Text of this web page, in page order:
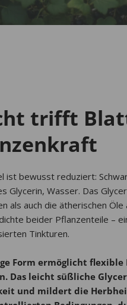
trifft
ist bewusst reduziert:
Glycerin, Wasser. Das
als auch die ätherischen
beider Pflanzenteile –
Tinkturen.
Form ermöglicht flexible
Das leicht süßliche
und mildert die